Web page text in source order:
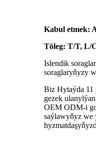
Kabul etmek:
Töleg: T/T, L/
Islendik
soraglaryňyzy
Biz Hytaýda
gezek
OEM ODM-i
saýlawyňyz we